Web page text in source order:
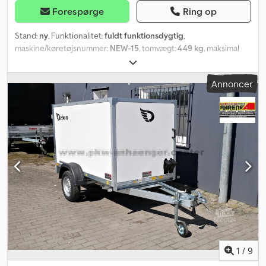
Forespørge Ring op
Stand: ny, Funktionalitet:fuldt funktionsdygtig,
maskine/køretøjsnummer: NEW-15 , tomvægt:449 kg , maksimal
1.350 kg
aksel, længde af lastrum:2.560 mm, læsningsbredde:1.340 mm,
lastepladshøjde:1.500 mm, lastepladsvolumen:5 m³, affjedring:
, dækstørrelse:185 R 14 C, maksimal hastighed: 100 km/h,
trailerbremse:
trailer med bremser, Produktionsår:
, bremser:
anden, SARIS GO 256 134 150 1350 1 Kassevogn NYT KØRETØJ
Indvendige mål: 256cm x 134cm Indvendig højde: 150cm
Ladehøjde: 54cm Totalvægt: 1350Kg Nyttelast: 901Kg Bremset
enkelakslet lavlæsser Påløbsbremse og håndbremse fra AL-KO
1350Kg aksel med bremse Lavt chassis Fuldtsvejset,
varmgalvaniseret stålramme 15mm filmfiner-sider og tag
Indvendigt grå Udvendigt hvid GFK-belægning Optimal basis for
foliering eller skrift Bagdøre af filmfiner med aflåselig lukning
Vandafløbsrende over bagdørene 15mm kraftig, skridsikker og
robust filmfinerbund Næsestøttehjul Surringsskinne (Airline) med
600Kg trækkraft integreret i bunden 4 justerbare
Annoncer
1 / 9